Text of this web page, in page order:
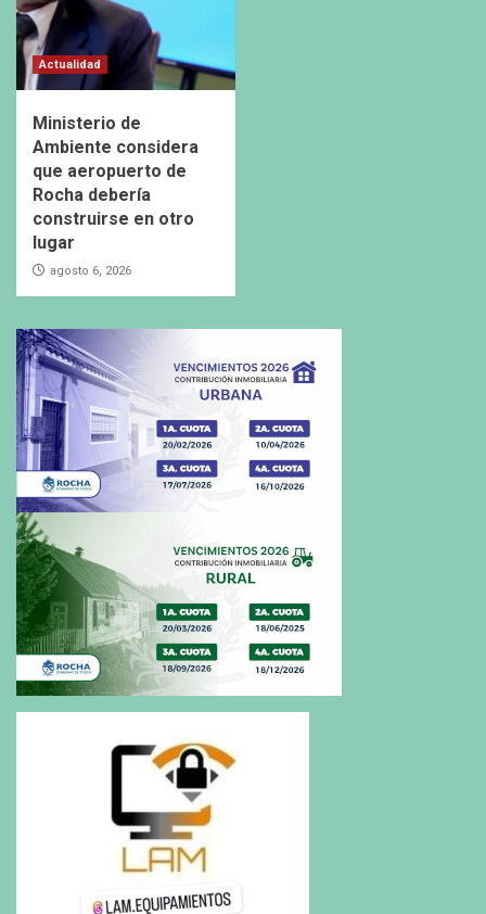
Actualidad
Ministerio de
Ambiente considera
que aeropuerto de
Rocha debería
construirse en otro
lugar
agosto 6, 2026